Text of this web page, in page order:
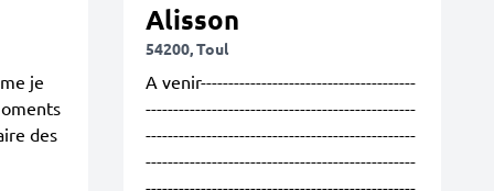
je
des
Alisson
54200, Toul
A venir---------------------------------------
-------------------------------------------------
-------------------------------------------------
-------------------------------------------------
-------------------------------------------------